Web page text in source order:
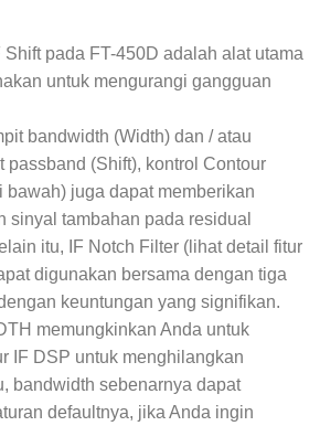
Shift pada FT-450D adalah alat utama
untuk mengurangi gangguan
bandwidth (Width) dan / atau
passband (Shift), kontrol Contour
bawah) juga dapat memberikan
sinyal tambahan pada residual
itu, IF Notch Filter (lihat detail fitur
digunakan bersama dengan tiga
keuntungan yang signifikan.
memungkinkan Anda untuk
IF DSP untuk menghilangkan
bandwidth sebenarnya dapat
defaultnya, jika Anda ingin